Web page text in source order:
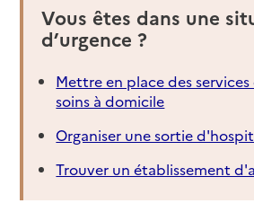
Vous êtes dans une
d’urgence ?
Mettre en place des
soins à domicile
Organiser une sortie
Trouver un établissement